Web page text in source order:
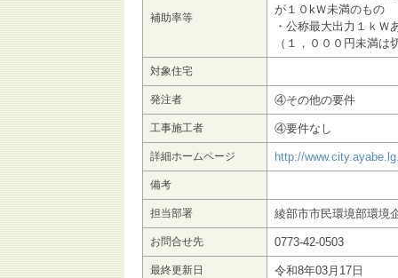
補助率等
が１０kＷ未満のもの
・公称最大出力１ｋＷ
（１，０００円未満は
対象住宅
発注者 ④その他の要件
工事施工者 ④要件なし
詳細ホームページ http://
備考
担当部署 綾部市市民環境部環境
お問合せ先 0773-42-0503
最終更新日 令和8年03月17日